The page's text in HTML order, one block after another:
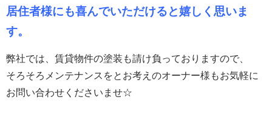
居住者様にも喜んでいただけると嬉しく思いま
す。
弊社では、賃貸物件の塗装も請け負っておりますので、
そろそろメンテナンスをとお考えのオーナー様もお気軽に
お問い合わせくださいませ☆